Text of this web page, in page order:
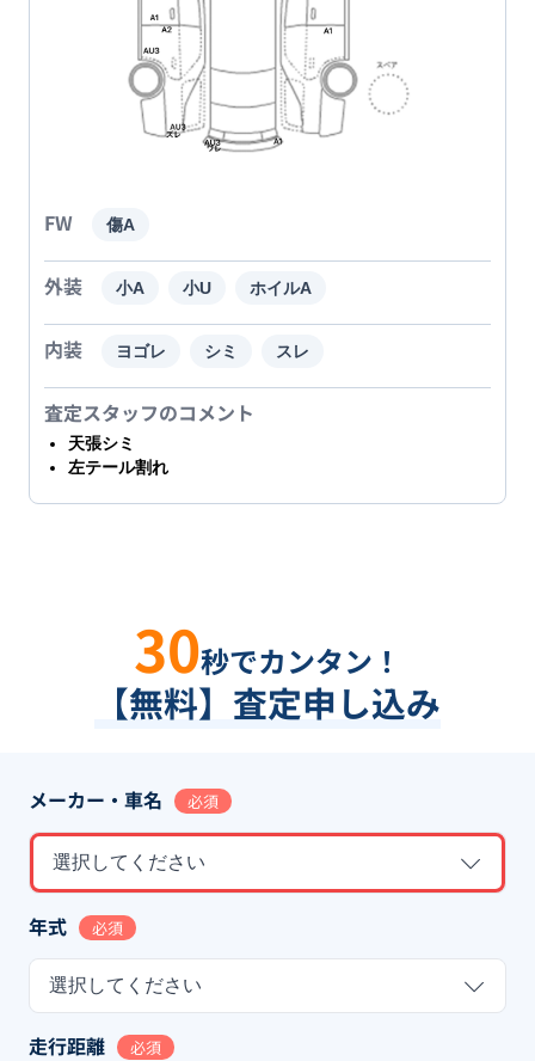
FW 傷A
外装 小A 小U ホイルA
内装 ヨゴレ シミ スレ
査定スタッフのコメント
天張シミ
左テール割れ
30秒でカンタン！
【無料】査定申し込み
メーカー・車名 必須
選択してください
年式 必須
選択してください
走行距離 必須